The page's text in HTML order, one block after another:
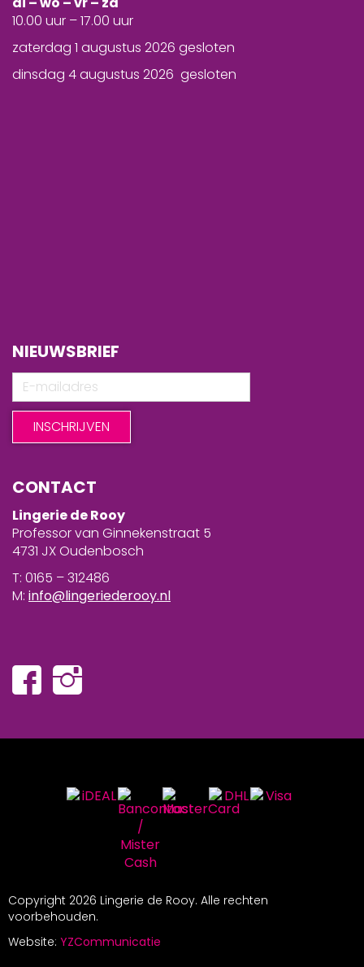
10.00 uur – 17.00 uur
zaterdag 1 augustus 2026 gesloten
dinsdag 4 augustus 2026 gesloten
NIEUWSBRIEF
CONTACT
Lingerie de Rooy
Professor van Ginnekenstraat 5
4731 JX Oudenbosch
T: 0165 – 312486
M: info@lingeriederooy.nl
Copyright 2026 Lingerie de Rooy. Alle rechten
voorbehouden.
Website: YZCommunicatie